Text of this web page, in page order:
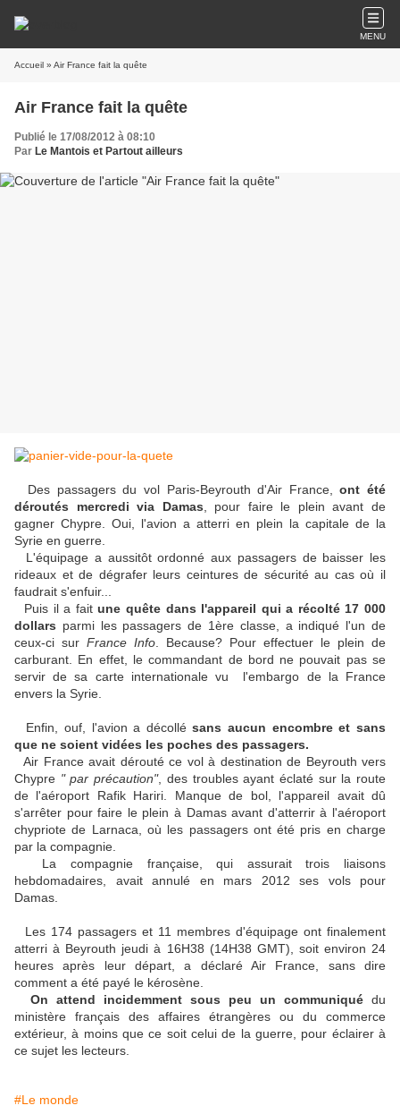
MENU
Accueil » Air France fait la quête
Air France fait la quête
Publié le 17/08/2012 à 08:10
Par Le Mantois et Partout ailleurs
Des passagers du vol Paris-Beyrouth d'Air France,ont été
déroutés mercredi via Damas , pour faire le plein avant de
gagner Chypre. Oui, l'avion a atterri en plein la capitale de la
Syrie en guerre.
L'équipage a aussitôt ordonné aux passagers de baisser les
rideaux et de dégrafer leurs ceintures de sécurité au cas où il
faudrait s'enfuir...
Puis il a faitune quête dans l'appareil qui a récolté 17 000
dollars parmi les passagers de 1ère classe, a indiqué l'un de
ceux-ci sur France Info . Because? Pour effectuer le plein de
carburant. En effet, le commandant de bord ne pouvait pas se
servir de sa carte internationale vu l'embargo de la France
envers la Syrie.
Enfin, ouf, l'avion a décollésans aucun encombre et sans
que ne soient vidées les poches des passagers.
Air France avait dérouté ce vol à destination de Beyrouth vers
Chypre " par précaution", des troubles ayant éclaté sur la route
de l'aéroport Rafik Hariri. Manque de bol, l'appareil avait dû
s'arrêter pour faire le plein à Damas avant d'atterrir à l'aéroport
chypriote de Larnaca, où les passagers ont été pris en charge
par la compagnie.
La compagnie française, qui assurait trois liaisons
hebdomadaires, avait annulé en mars 2012 ses vols pour
Damas.
Les 174 passagers et 11 membres d'équipage ont finalement
atterri à Beyrouth jeudi à 16H38 (14H38 GMT), soit environ 24
heures après leur départ, a déclaré Air France, sans dire
comment a été payé le kérosène.
On attend incidemment sous peu un communiqué du
ministère français des affaires étrangères ou du commerce
extérieur, à moins que ce soit celui de la guerre, pour éclairer à
ce sujet les lecteurs.
#Le monde